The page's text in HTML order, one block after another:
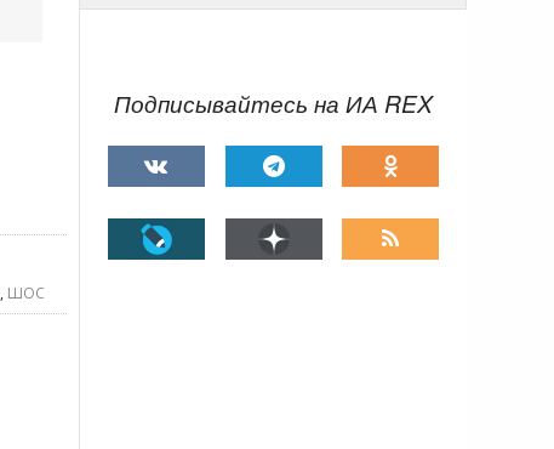
, ШОС
Подписывайтесь на ИА REX